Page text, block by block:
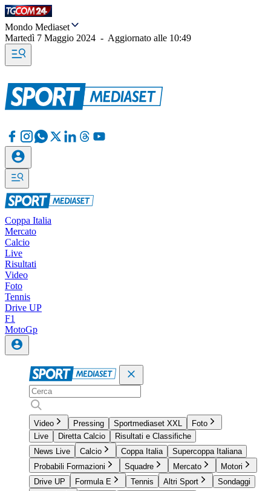
Mondo Mediaset
Martedì 7 Maggio 2024 - Aggiornato alle 10:49
Coppa Italia
Mercato
Calcio
Live
Risultati
Video
Foto
Tennis
Drive UP
F1
MotoGp
Video Pressing Sportmediaset XXL
Foto
Live
Diretta Calcio
Risultati e Classifiche
News Live
Calcio Coppa Italia
Supercoppa Italiana
Probabili Formazioni
Squadre Mercato
Motori
Drive UP
Formula E Tennis Altri Sport
Sondaggi